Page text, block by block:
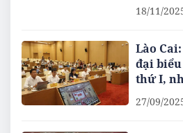
18/11/
Lào
đại
thứ I,
27/09/